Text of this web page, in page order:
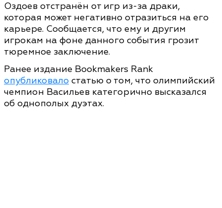
Оздоев отстранён от игр из-за драки,
которая может негативно отразиться на его
карьере. Сообщается, что ему и другим
игрокам на фоне данного события грозит
тюремное заключение.
Ранее издание Bookmakers Rank
опубликовало статью о том, что олимпийский
чемпион Васильев категорично высказался
об однополых дуэтах.